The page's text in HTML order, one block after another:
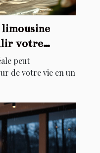
votre
peut
de votre vie en un